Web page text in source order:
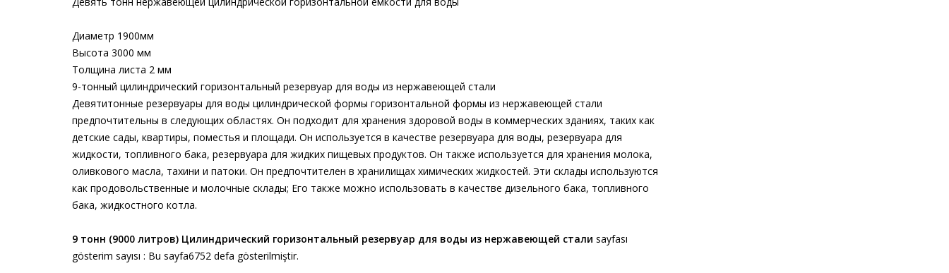
Диаметр 1900мм
Высота 3000 мм
Толщина листа 2 мм
9-тонный цилиндрический горизонтальный резервуар для воды из нержавеющей стали
Девятитонные резервуары для воды цилиндрической формы горизонтальной формы из нержавеющей стали
предпочтительны в следующих областях. Он подходит для хранения здоровой воды в коммерческих зданиях, таких как
детские сады, квартиры, поместья и площади. Он используется в качестве резервуара для воды, резервуара для
жидкости, топливного бака, резервуара для жидких пищевых продуктов. Он также используется для хранения молока,
оливкового масла, тахини и патоки. Он предпочтителен в хранилищах химических жидкостей. Эти склады используются
как продовольственные и молочные склады; Его также можно использовать в качестве дизельного бака, топливного
бака, жидкостного котла.
9 тонн (9000 литров) Цилиндрический горизонтальный резервуар для воды из нержавеющей стали sayfası
gösterim sayısı : Bu sayfa6752 defa gösterilmiştir.